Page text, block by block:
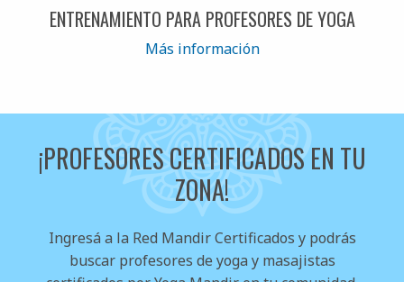
ENTRENAMIENTO PARA PROFESORES DE YOGA
Más información
¡PROFESORES CERTIFICADOS EN TU
ZONA!
Ingresá a la Red Mandir Certificados y podrás
buscar profesores de yoga y masajistas